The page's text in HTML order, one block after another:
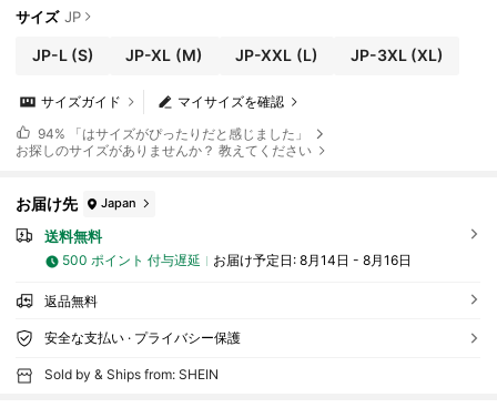
サイズ JP
JP-L(S) JP-XL (M) JP-XXL (L) JP-3XL(XL)
マイサイズを確認
サイズガイド
94% 「はサイズがぴったりだと感じました」
お探しのサイズがありませんか？ 教えてください
お届け先 Japan
送料無料
500 ポイント 付与遅延 お届け予定日: 8月14日 - 8月16日
返品無料
安全な支払い · プライバシー保護
Sold by & Ships from: SHEIN